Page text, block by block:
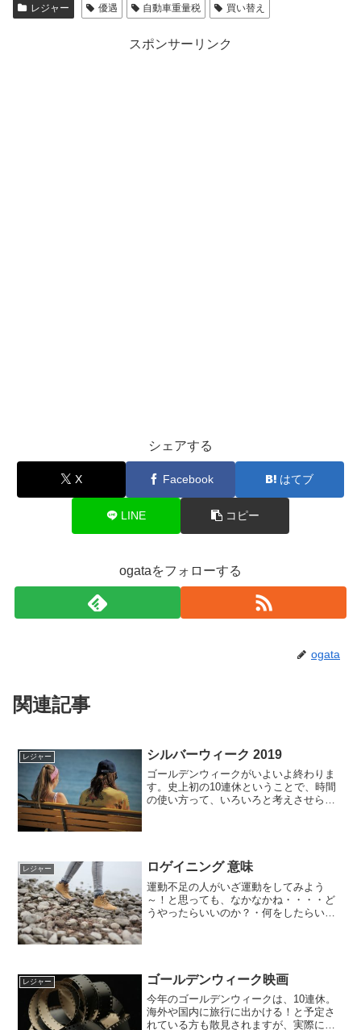
レジャー 優遇 自動車重量税 買い替え
スポンサーリンク
シェアする
X Facebook はてブ
LINE コピー
ogataをフォローする
ogata
関連記事
レジャー シルバーウィーク 2019
ゴールデンウィークがいよいよ終わりま
す。史上初の10連休ということで、時間
の使い方って、いろいろと考えさせられ
レジャー ロゲイニング 意味
運動不足の人がいざ運動をしてみよう
～！と思っても、なかなかね・・・・ど
うやったらいいのか？・何をしたらいい
レジャー ゴールデンウィーク映画
今年のゴールデンウィークは、10連休。
海外や国内に旅行に出かける！と予定さ
れている方も散見されますが、実際には